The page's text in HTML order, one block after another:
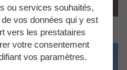
Menu
ou services souhaités,
vos données qui y est
vers les prestataires
votre consentement
vos paramètres.